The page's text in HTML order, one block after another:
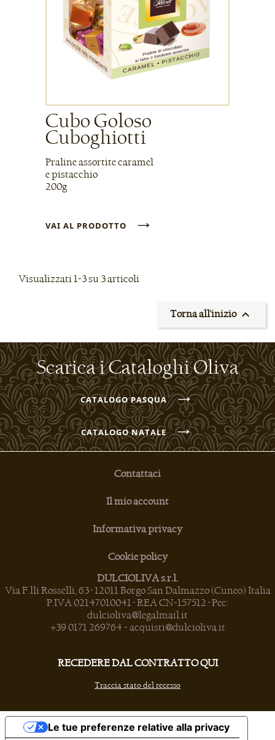
Cubo Goloso
Cuboghiotti
Praline assortite caramel
e pistacchio
200g
VAI AL PRODOTTO →
Visualizzati 1-3 su 3 articoli
Torna all'inizio 
Scarica i Cataloghi Oliva
CATALOGO PASQUA→
CATALOGO NATALE→
Contattaci
Il mio account
Informativa privacy
Cookie policy
DULCIOLIVA s.r.l.
Via F.lli Rosselli, 63 • 12011 Borgo San Dalmazzo (Cuneo) Italia
P.IVA 02147010041 • REA CN-157512 • Pec:
dulcioliva@legalmail.it
+39 0171 269764 - acquisti@dulcioliva.it
RECEDERE DAL CONTRATTO QUI
Traccia stato del recesso
Le tue preferenze relative alla privacy